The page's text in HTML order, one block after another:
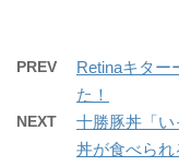
PREV
Retinaキター
た！
NEXT
十勝豚丼「
丼が食べられ